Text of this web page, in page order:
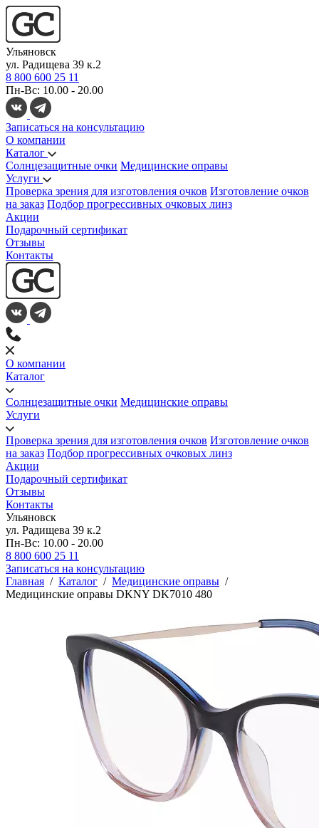
Ульяновск
ул. Радищева 39 к.2
8 800 600 25 11
Пн-Вс: 10.00 - 20.00
Записаться на консультацию
О компании
Каталог
Солнцезащитные очки Медицинские оправы
Услуги
Проверка зрения для изготовления очков Изготовление очков
на заказ Подбор прогрессивных очковых линз
Акции
Подарочный сертификат
Отзывы
Контакты
О компании
Каталог
Солнцезащитные очки Медицинские оправы
Услуги
Проверка зрения для изготовления очков Изготовление очков
на заказ Подбор прогрессивных очковых линз
Акции
Подарочный сертификат
Отзывы
Контакты
Ульяновск
ул. Радищева 39 к.2
Пн-Вс: 10.00 - 20.00
8 800 600 25 11
Записаться на консультацию
Главная / Каталог / Медицинские оправы /
Медицинские оправы DKNY DK7010 480